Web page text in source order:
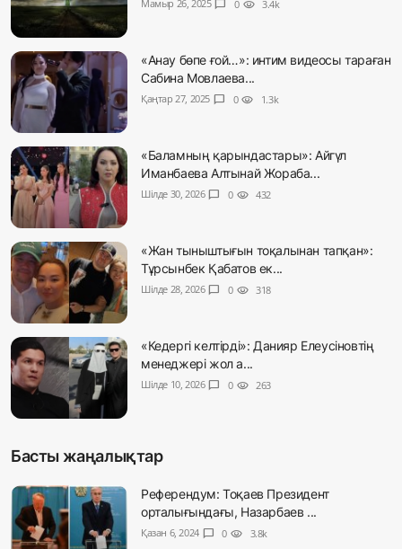
Мамыр 26, 2025 chat_bubble 0 visibility 3.4k
«Анау бөпе ғой…»: интим видеосы тараған
Сабина Мовлаева...
Қаңтар 27, 2025 chat_bubble 0 visibility 1.3k
«Баламның қарындастары»: Айгүл
Иманбаева Алтынай Жораба...
Шілде 30, 2026 chat_bubble 0 visibility 432
«Жан тыныштығын тоқалынан тапқан»:
Тұрсынбек Қабатов ек...
Шілде 28, 2026 chat_bubble 0 visibility 318
«Кедергі келтірді»: Данияр Елеусіновтің
менеджері жол а...
Шілде 10, 2026 chat_bubble 0 visibility 263
Басты жаңалықтар
Референдум: Тоқаев Президент
орталығындағы, Назарбаев ...
Қазан 6, 2024 chat_bubble 0 visibility 3.8k